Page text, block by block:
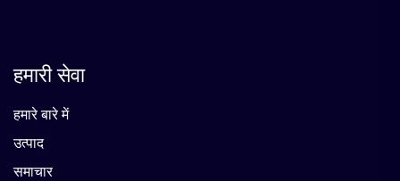
हमारी सेवा
हमारे बारे में
उत्पाद
समाचार